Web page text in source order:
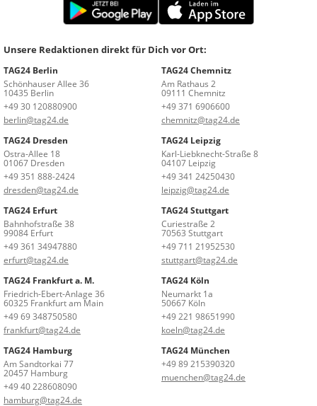
Unsere Redaktionen direkt für Dich vor Ort:
TAG24 Berlin
Schönhauser Allee 36
10435 Berlin
+49 30 120880900
berlin@tag24.de
TAG24 Chemnitz
Am Rathaus 2
09111 Chemnitz
+49 371 6906600
chemnitz@tag24.de
TAG24 Dresden
Ostra-Allee 18
01067 Dresden
+49 351 888-2424
dresden@tag24.de
TAG24 Leipzig
Karl-Liebknecht-Straße 8
04107 Leipzig
+49 341 24250430
leipzig@tag24.de
TAG24 Erfurt
Bahnhofstraße 38
99084 Erfurt
+49 361 34947880
erfurt@tag24.de
TAG24 Stuttgart
Curiestraße 2
70563 Stuttgart
+49 711 21952530
stuttgart@tag24.de
TAG24 Frankfurt a. M.
Friedrich-Ebert-Anlage 36
60325 Frankfurt am Main
+49 69 348750580
frankfurt@tag24.de
TAG24 Köln
Neumarkt 1a
50667 Köln
+49 221 98651990
koeln@tag24.de
TAG24 Hamburg
Am Sandtorkai 77
20457 Hamburg
+49 40 228608090
hamburg@tag24.de
TAG24 München
+49 89 215390320
muenchen@tag24.de